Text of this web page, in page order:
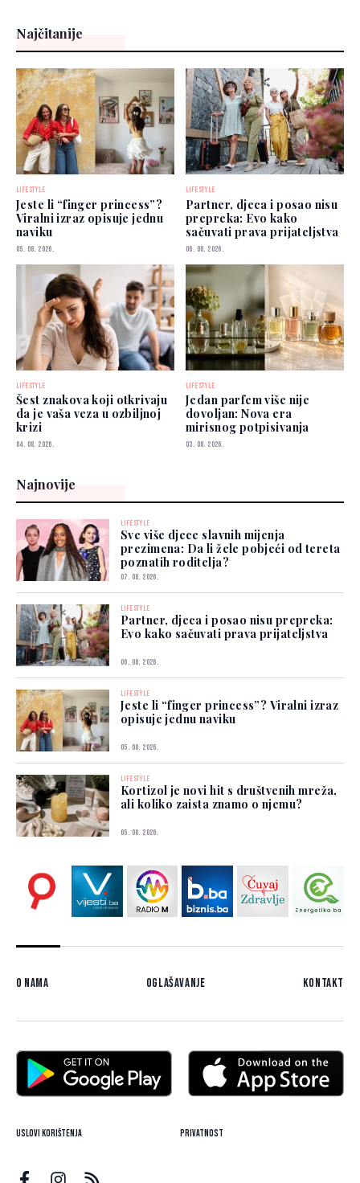
Najčitanije
LIFESTYLE
Jeste li “finger princess”?
Viralni izraz opisuje jednu
naviku
05. 08. 2026.
LIFESTYLE
Partner, djeca i posao nisu
prepreka: Evo kako
sačuvati prava prijateljstva
06. 08. 2026.
LIFESTYLE
Šest znakova koji otkrivaju
da je vaša veza u ozbiljnoj
krizi
04. 08. 2026.
LIFESTYLE
Jedan parfem više nije
dovoljan: Nova era
mirisnog potpisivanja
03. 08. 2026.
Najnovije
LIFESTYLE
Sve više djece slavnih mijenja
prezimena: Da li žele pobjeći od tereta
poznatih roditelja?
07. 08. 2026.
LIFESTYLE
Partner, djeca i posao nisu prepreka:
Evo kako sačuvati prava prijateljstva
06. 08. 2026.
LIFESTYLE
Jeste li “finger princess”? Viralni izraz
opisuje jednu naviku
05. 08. 2026.
LIFESTYLE
Kortizol je novi hit s društvenih mreža,
ali koliko zaista znamo o njemu?
05. 08. 2026.
O nama Oglašavanje Kontakt
Uslovi korištenja Privatnost